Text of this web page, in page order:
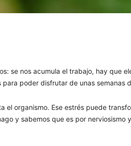
se nos acumula el trabajo, hay que
poder disfrutar de unas semanas
el organismo. Ese estrés puede
y sabemos que es por nerviosismo